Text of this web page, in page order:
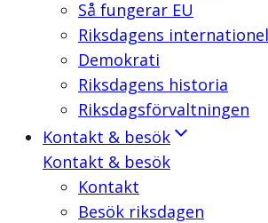
Så fungerar EU
Riksdagens
Demokrati
Riksdagens historia
Riksdagsförvaltningen
Kontakt & besök
Kontakt & besök
Kontakt
Besök riksdagen